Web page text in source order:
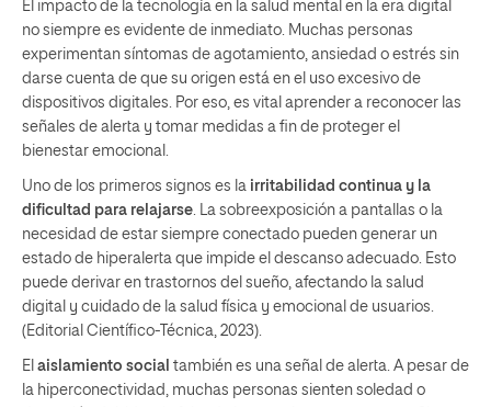
El impacto de la tecnología en la salud mental en la era digital
no siempre es evidente de inmediato. Muchas personas
experimentan síntomas de agotamiento, ansiedad o estrés sin
darse cuenta de que su origen está en el uso excesivo de
dispositivos digitales. Por eso, es vital aprender a reconocer las
señales de alerta y tomar medidas a fin de proteger el
bienestar emocional.
Uno de los primeros signos es la irritabilidad continua y la
dificultad para relajarse . La sobreexposición a pantallas o la
necesidad de estar siempre conectado pueden generar un
estado de hiperalerta que impide el descanso adecuado. Esto
puede derivar en trastornos del sueño, afectando la salud
digital y cuidado de la salud física y emocional de usuarios.
(Editorial Científico-Técnica, 2023).
El aislamiento social también es una señal de alerta. A pesar de
la hiperconectividad, muchas personas sienten soledad o